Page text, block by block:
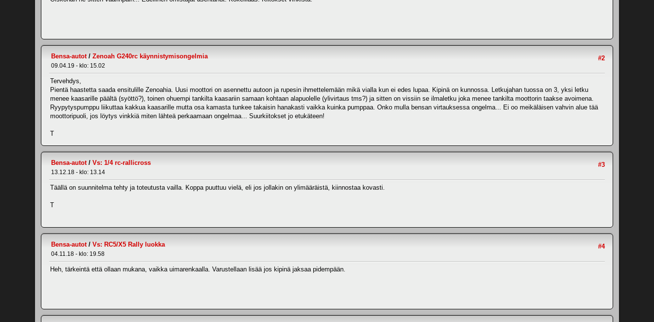
#2
Bensa-autot/ Zenoah G240rc käynnistymisongelmia
09.04.19 - klo: 15.02
Tervehdys,
Pientä haastetta saada ensitulille Zenoahia. Uusi moottori on asennettu autoon ja rupesin ihmettelemään mikä vialla kun ei edes lupaa. Kipinä on kunnossa. Letkujahan tuossa on 3, yksi letku
menee kaasarille päältä (syöttö?), toinen ohuempi tankilta kaasariin samaan kohtaan alapuolelle (ylivirtaus tms?) ja sitten on vissiin se ilmaletku joka menee tankilta moottorin taakse avoimena.
Ryypytyspumppu liikuttaa kakkua kaasarille mutta osa kamasta tunkee takaisin hanakasti vaikka kuinka pumppaa. Onko mulla bensan virtauksessa ongelma... Ei oo meikäläisen vahvin alue tää
moottoripuoli, jos löytys vinkkiä miten lähteä perkaamaan ongelmaa... Suurkiitokset jo etukäteen!
T
#3
Bensa-autot/ Vs: 1/4 rc-rallicross
13.12.18 - klo: 13.14
Täällä on suunnitelma tehty ja toteutusta vailla. Koppa puuttuu vielä, eli jos jollakin on ylimääräistä, kiinnostaa kovasti.
T
#4
Bensa-autot/ Vs: RC5/X5 Rally luokka
04.11.18 - klo: 19.58
Heh, tärkeintä että ollaan mukana, vaikka uimarenkaalla. Varustellaan lisää jos kipinä jaksaa pidempään.